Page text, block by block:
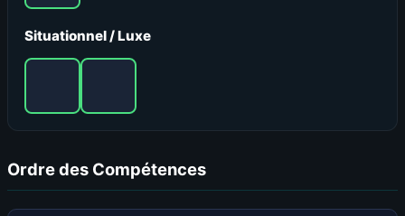
Situationnel / Luxe
Ordre des Compétences